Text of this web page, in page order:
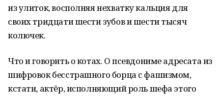
из улиток, восполняя нехватку кальция для
своих тридцати шести зубов и шести тысяч
колючек.
Что и говорить о котах. О псевдониме адресата из
шифровок бесстрашного борца с фашизмом,
кстати, актёр, исполняющий роль шефа этого